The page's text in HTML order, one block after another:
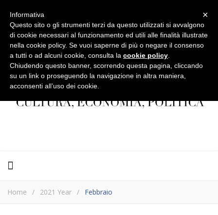
Home / 2021 Year / Febbraio
×
Informativa
Questo sito o gli strumenti terzi da questo utilizzati si avvalgono
di cookie necessari al funzionamento ed utili alle finalità illustrate
nella cookie policy. Se vuoi saperne di più o negare il consenso
a tutti o ad alcuni cookie, consulta la cookie policy
Chiudendo questo banner, scorrendo questa pagina, cliccando
su un link o proseguendo la navigazione in altra maniera,
acconsenti all’uso dei cookie.